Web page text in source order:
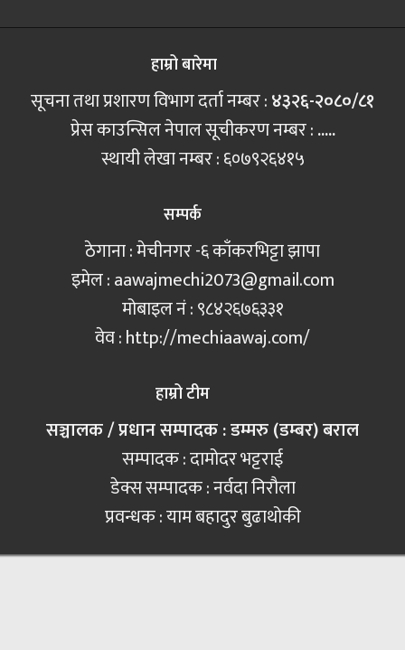
हाम्रो बारेमा
सूचना तथा प्रशारण विभाग दर्ता नम्बर :४३२६-२०८०/८१
प्रेस काउन्सिल नेपाल सूचीकरण नम्बर :.....
स्थायी लेखा नम्बर : ६०७९२६४१५
सम्पर्क
ठेगाना : मेचीनगर -६ काँकरभिट्टा झापा
इमेल :aawajmechi2073@gmail.com
मोबाइल नं‍ : ९८४२६७६३३१
वेव : http://mechiaawaj.com/
हाम्रो टीम
सञ्चालक / प्रधान सम्पादक : डम्मरु (डम्बर) बराल
सम्पादक : दामोदर भट्टराई
डेक्स सम्पादक : नर्वदा निरौला
प्रवन्धक : याम बहादुर बुढाथोकी